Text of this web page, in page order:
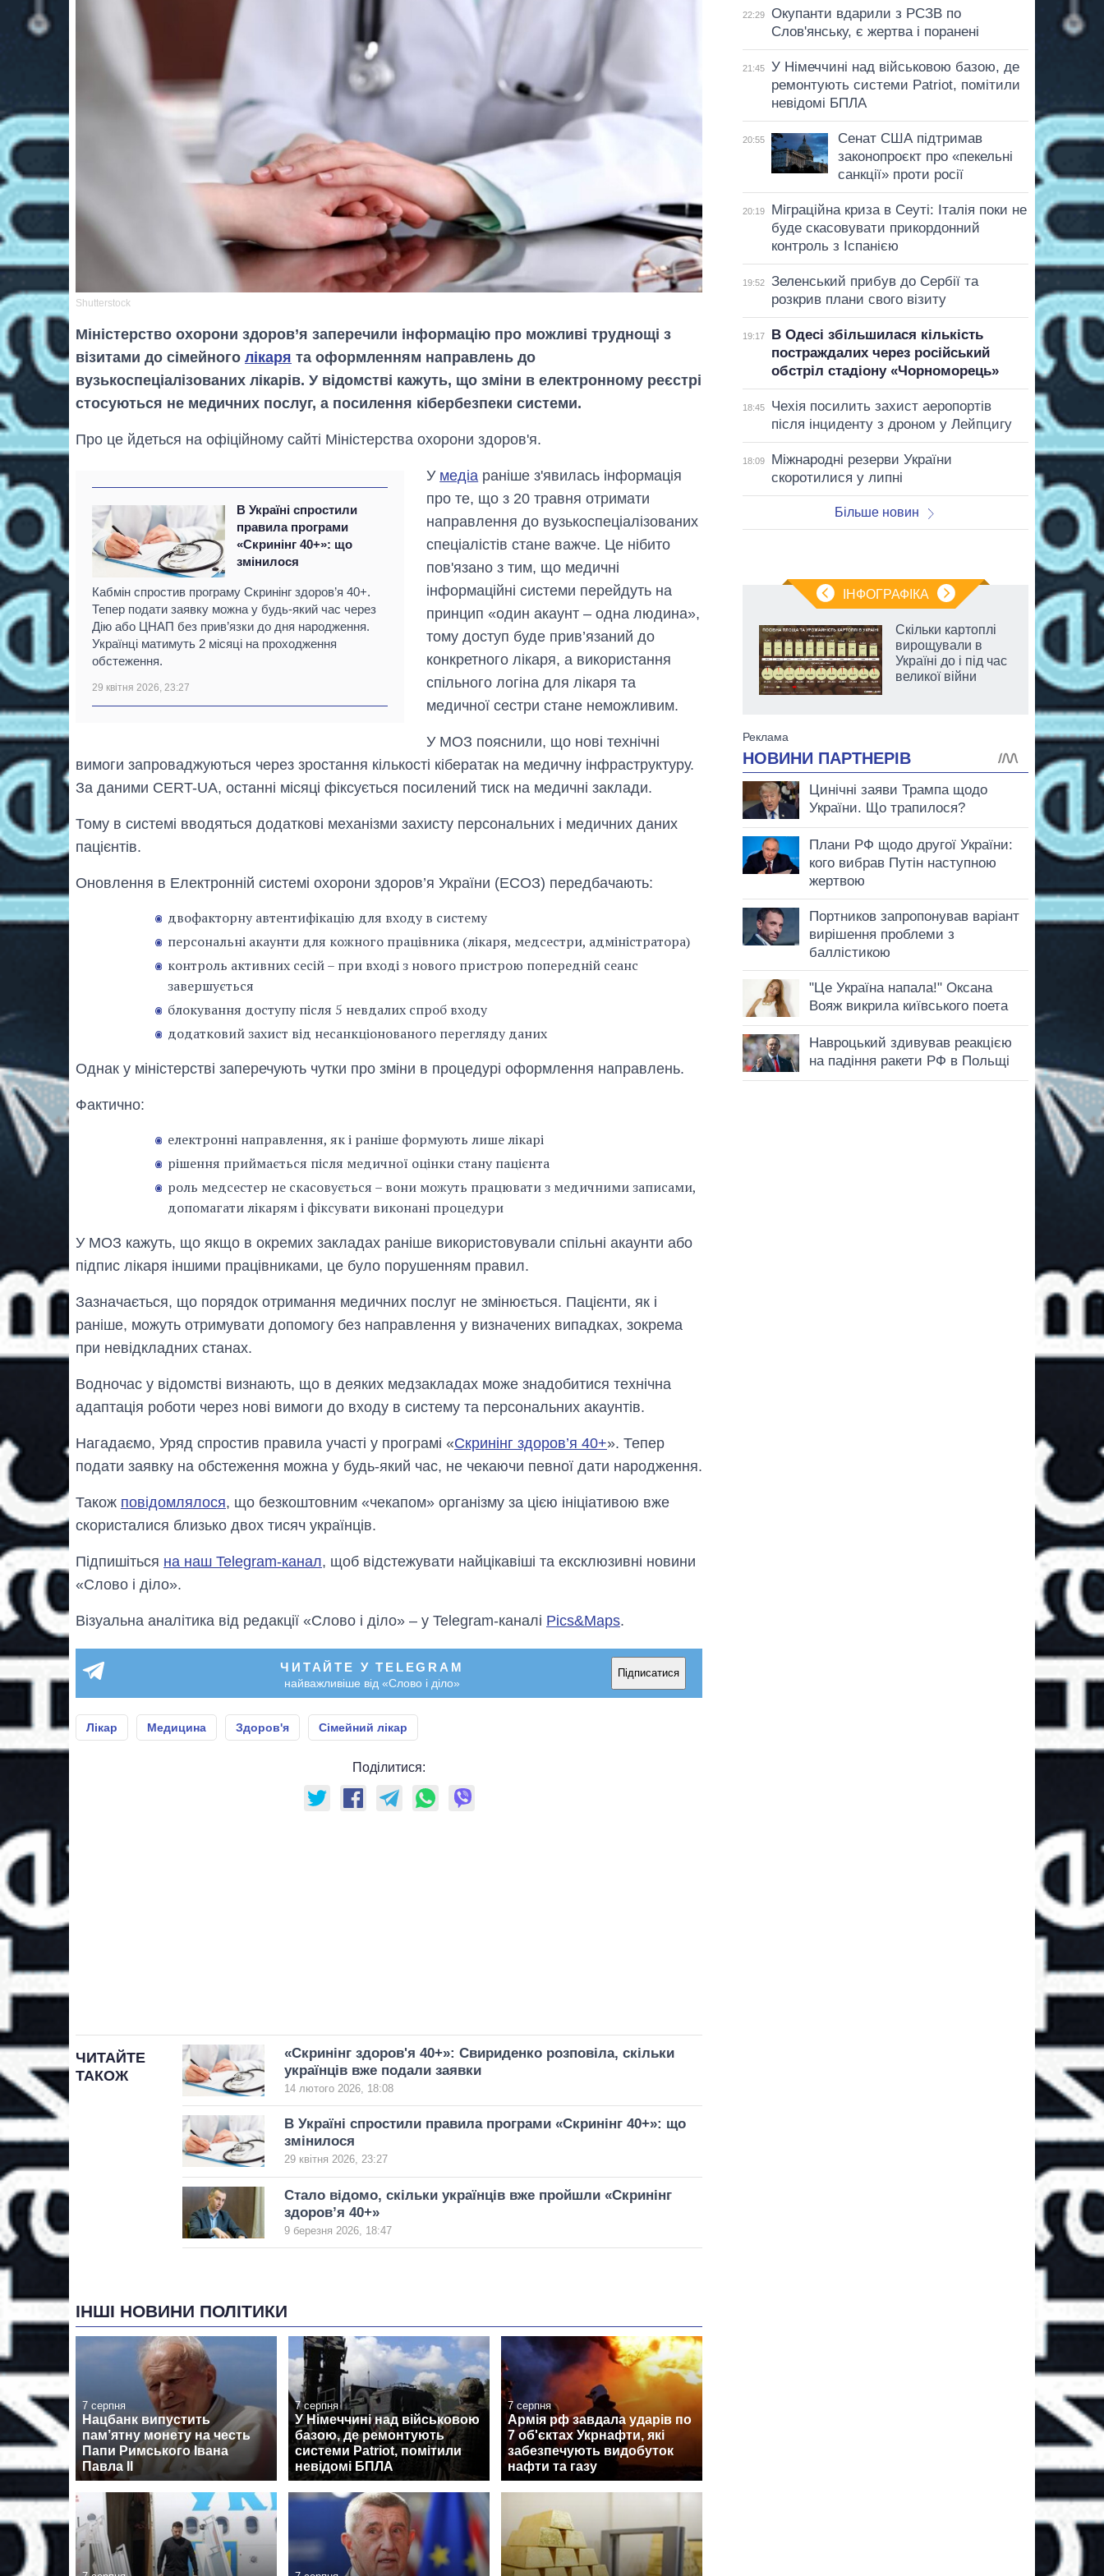
Shutterstock
Міністерство охорони здоров’я заперечили інформацію про можливі труднощі з
візитами до сімейного лікаря та оформленням направлень до
вузькоспеціалізованих лікарів. У відомстві кажуть, що зміни в електронному реєстрі
стосуються не медичних послуг, а посилення кібербезпеки системи.
Про це йдеться на офіційному сайті Міністерства охорони здоров'я.
В Україні спростили
правила програми
«Скринінг 40+»: що
змінилося
Кабмін спростив програму Скринінг здоров’я 40+.
Тепер подати заявку можна у будь-який час через
Дію або ЦНАП без прив’язки до дня народження.
Українці матимуть 2 місяці на проходження
обстеження.
29 квітня 2026, 23:27
У медіа раніше з'явилась інформація
про те, що з 20 травня отримати
направлення до вузькоспеціалізованих
спеціалістів стане важче. Це нібито
пов'язано з тим, що медичні
інформаційні системи перейдуть на
принцип «один акаунт – одна людина»,
тому доступ буде прив’язаний до
конкретного лікаря, а використання
спільного логіна для лікаря та
медичної сестри стане неможливим.
У МОЗ пояснили, що нові технічні
вимоги запроваджуються через зростання кількості кібератак на медичну інфраструктуру.
За даними CERT-UA, останні місяці фіксується посилений тиск на медичні заклади.
Тому в системі вводяться додаткові механізми захисту персональних і медичних даних
пацієнтів.
Оновлення в Електронній системі охорони здоров’я України (ЕСОЗ) передбачають:
двофакторну автентифікацію для входу в систему
персональні акаунти для кожного працівника (лікаря, медсестри, адміністратора)
контроль активних сесій – при вході з нового пристрою попередній сеанс
завершується
блокування доступу після 5 невдалих спроб входу
додатковий захист від несанкціонованого перегляду даних
Однак у міністерстві заперечують чутки про зміни в процедурі оформлення направлень.
Фактично:
електронні направлення, як і раніше формують лише лікарі
рішення приймається після медичної оцінки стану пацієнта
роль медсестер не скасовується – вони можуть працювати з медичними записами,
допомагати лікарям і фіксувати виконані процедури
У МОЗ кажуть, що якщо в окремих закладах раніше використовували спільні акаунти або
підпис лікаря іншими працівниками, це було порушенням правил.
Зазначається, що порядок отримання медичних послуг не змінюється. Пацієнти, як і
раніше, можуть отримувати допомогу без направлення у визначених випадках, зокрема
при невідкладних станах.
Водночас у відомстві визнають, що в деяких медзакладах може знадобитися технічна
адаптація роботи через нові вимоги до входу в систему та персональних акаунтів.
Нагадаємо, Уряд спростив правила участі у програмі «Скринінг здоров’я 40+». Тепер
подати заявку на обстеження можна у будь-який час, не чекаючи певної дати народження.
Також повідомлялося, що безкоштовним «чекапом» організму за цією ініціативою вже
скористалися близько двох тисяч українців.
Підпишіться на наш Telegram-канал, щоб відстежувати найцікавіші та ексклюзивні новини
«Слово і діло».
Візуальна аналітика від редакції «Слово і діло» – у Telegram-каналі Pics&Maps.
ЧИТАЙТЕ У TELEGRAM
найважливіше від «Слово і діло»
Підписатися
Лікар Медицина Здоров'я Сімейний лікар
Поділитися:
ЧИТАЙТЕ
ТАКОЖ
«Скринінг здоров'я 40+»: Свириденко розповіла, скільки
українців вже подали заявки
14 лютого 2026, 18:08
В Україні спростили правила програми «Скринінг 40+»: що
змінилося
29 квітня 2026, 23:27
Стало відомо, скільки українців вже пройшли «Скринінг
здоров’я 40+»
9 березня 2026, 18:47
ІНШІ НОВИНИ ПОЛІТИКИ
7 серпня
Нацбанк випустить
пам’ятну монету на честь
Папи Римського Івана
Павла II
7 серпня
У Німеччині над військовою
базою, де ремонтують
системи Patriot, помітили
невідомі БПЛА
7 серпня
Армія рф завдала ударів по
7 об'єктах Укрнафти, які
забезпечують видобуток
нафти та газу
22:29
Окупанти вдарили з РСЗВ по
Слов'янську, є жертва і поранені
21:45
У Німеччині над військовою базою, де
ремонтують системи Patriot, помітили
невідомі БПЛА
20:55
Сенат США підтримав
законопроєкт про «пекельні
санкції» проти росії
20:19
Міграційна криза в Сеуті: Італія поки не
буде скасовувати прикордонний
контроль з Іспанією
19:52
Зеленський прибув до Сербії та
розкрив плани свого візиту
19:17
В Одесі збільшилася кількість
постраждалих через російський
обстріл стадіону «Чорноморець»
18:45
Чехія посилить захист аеропортів
після інциденту з дроном у Лейпцигу
18:09
Міжнародні резерви України
скоротилися у липні
Більше новин
ІНФОГРАФІКА
Дефіцит пам’яті:
як зріс попит на
чипи за останні
роки і що
прогнозують на
2027-й
Скільки картоплі
вирощували в
Україні до і під час
великої війни